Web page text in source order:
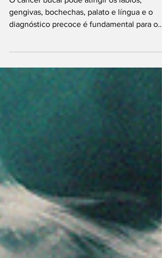
O câncer bucal pode atingir os lábios,
gengivas, bochechas, palato e língua e o
sucesso do...